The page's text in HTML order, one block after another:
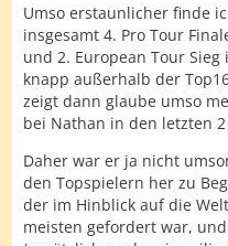
Umso erstaunlicher finde
insgesamt 4. Pro Tour
und 2. European Tour
knapp außerhalb der
zeigt dann glaube umso
bei Nathan in den letzten
Daher war er ja nicht
den Topspielern her zu
der im Hinblick auf die
meisten gefordert war,